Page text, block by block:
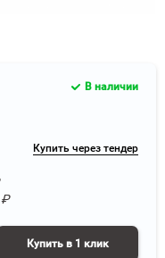
Купить через тендер
₽
Купить в 1 клик
В наличии